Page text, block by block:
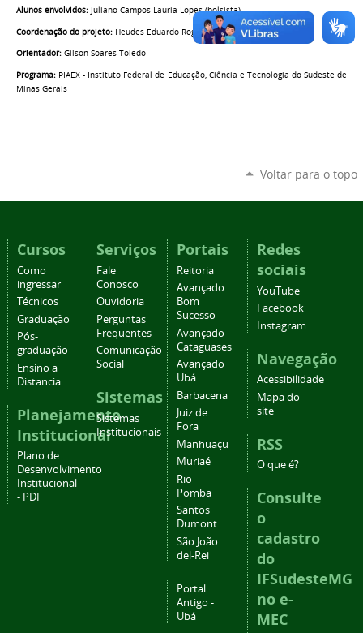
Alunos envolvidos: Juliano Campos Lauria Lopes (bolsista)
Coordenação do projeto: Heudes Eduardo Rogério
Orientador: Gilson Soares Toledo
Programa: PIAEX - Instituto Federal de Educação, Ciência e Tecnologia do Sudeste de
Minas Gerais
Voltar para o topo
Cursos
Como
ingressar
Técnicos
Graduação
Pós-
graduação
Ensino a
Distancia
Planejamento
Institucional
Plano de
Desenvolvimento
Institucional
- PDI
Serviços
Fale
Conosco
Ouvidoria
Perguntas
Frequentes
Comunicação
Social
Sistemas
Sistemas
Institucionais
Portais
Reitoria
Avançado
Bom
Sucesso
Avançado
Cataguases
Avançado
Ubá
Barbacena
Juiz de
Fora
Manhuaçu
Muriaé
Rio
Pomba
Santos
Dumont
São João
del-Rei
Portal
Antigo -
Ubá
Redes
sociais
YouTube
Facebook
Instagram
Navegação
Acessibilidade
Mapa do
site
RSS
O que é?
Consulte
o
cadastro
do
IFSudesteMG
no e-
MEC